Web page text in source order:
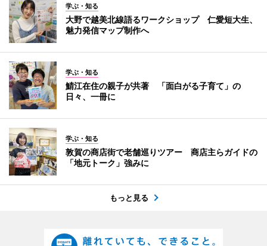
学ぶ・知る
大野で越美北線語るワークショップ 仁愛短大生、
魅力発信マップ制作へ
学ぶ・知る
鯖江在住の親子が共著 「面白がる子育て」の
日々、一冊に
学ぶ・知る
敦賀の商店街で老舗巡りツアー 商店主らガイドの
「地元トーク」強みに
もっと見る